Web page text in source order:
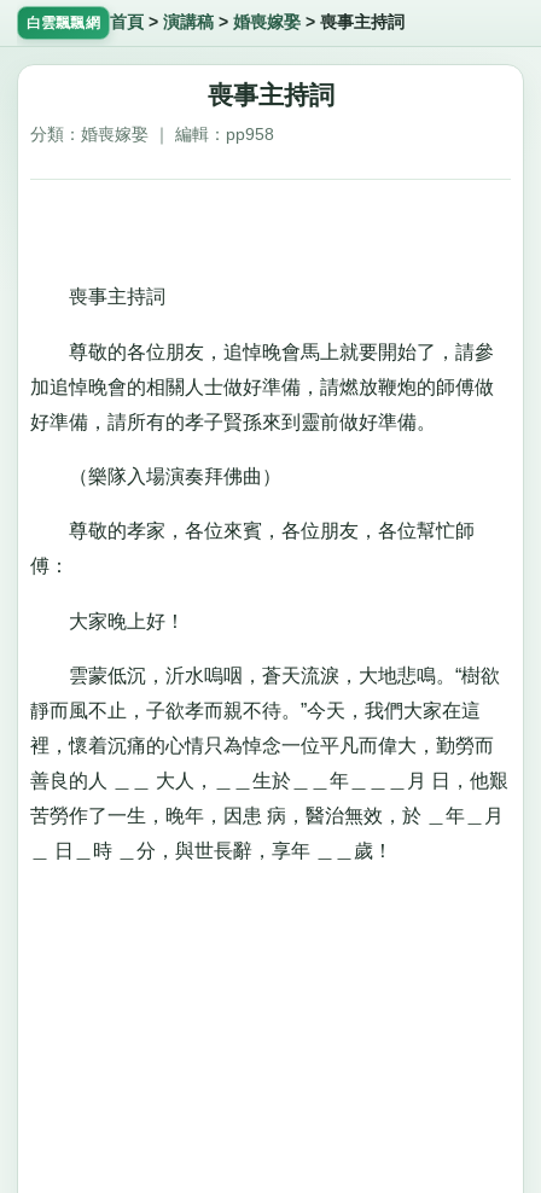
白雲飄飄網 首頁 > 演講稿> 婚喪嫁娶> 喪事主持詞
喪事主持詞
分類：婚喪嫁娶 ｜ 編輯：pp958
喪事主持詞
尊敬的各位朋友，追悼晚會馬上就要開始了，請參
加追悼晚會的相關人士做好準備，請燃放鞭炮的師傅做
好準備，請所有的孝子賢孫來到靈前做好準備。
（樂隊入場演奏拜佛曲）
尊敬的孝家，各位來賓，各位朋友，各位幫忙師
傅：
大家晚上好！
雲蒙低沉，沂水嗚咽，蒼天流淚，大地悲鳴。“樹欲
靜而風不止，子欲孝而親不待。”今天，我們大家在這
裡，懷着沉痛的心情只為悼念一位平凡而偉大，勤勞而
善良的人 ＿＿ 大人，＿＿生於＿＿年＿＿＿月 日，他艱
苦勞作了一生，晚年，因患 病，醫治無效，於 ＿年＿月
＿ 日＿時 ＿分，與世長辭，享年 ＿＿歲！